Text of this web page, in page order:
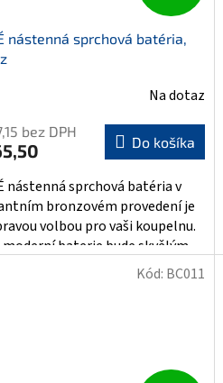
nástenná sprchová batéria,
Na dotaz
bez DPH
Do košíka
nástenná sprchová batéria v
bronzovém provedení je
volbou pro vaši koupelnu.
baterie bude skvělým...
Kód: BC011